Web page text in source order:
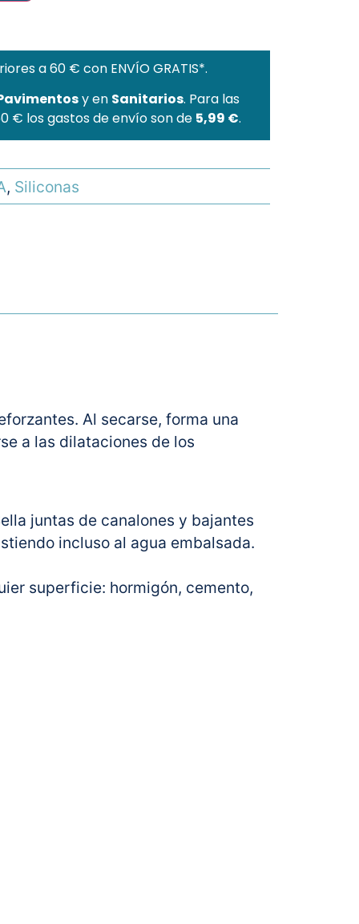
a 60 € con ENVÍO GRATIS*.
y en Sanitarios. Para las
€ los gastos de envío son de 5,99 €.
, Siliconas
Al secarse, forma una
a las dilataciones de los
juntas de canalones y bajantes
incluso al agua embalsada.
superficie: hormigón, cemento,